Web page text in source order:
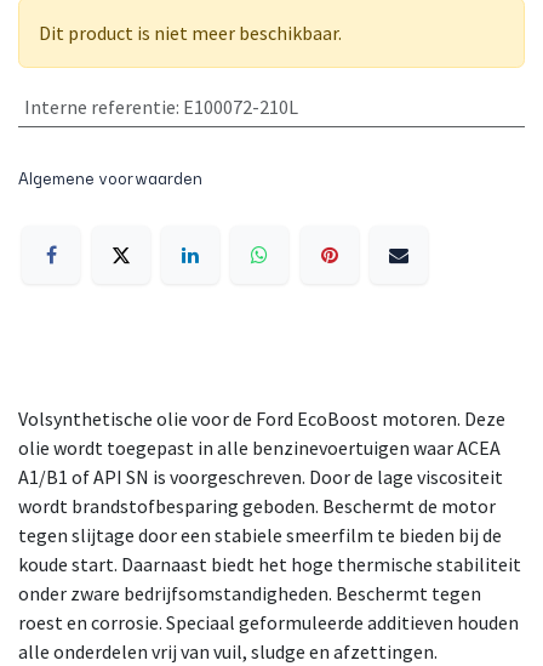
Dit product is niet meer beschikbaar.
Interne referentie: E100072-210L
Algemene voorwaarden
Volsynthetische olie voor de Ford EcoBoost motoren. Deze
olie wordt toegepast in alle benzinevoertuigen waar ACEA
A1/B1 of API SN is voorgeschreven. Door de lage viscositeit
wordt brandstofbesparing geboden. Beschermt de motor
tegen slijtage door een stabiele smeerfilm te bieden bij de
koude start. Daarnaast biedt het hoge thermische stabiliteit
onder zware bedrijfsomstandigheden. Beschermt tegen
roest en corrosie. Speciaal geformuleerde additieven houden
alle onderdelen vrij van vuil, sludge en afzettingen.